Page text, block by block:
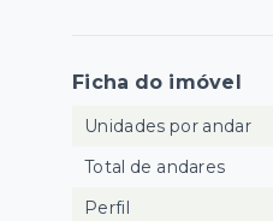
Ficha do imóvel
Unidades por andar
Total de andares
Perfil